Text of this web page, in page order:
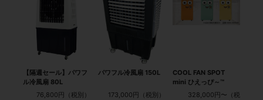
【隔週セール】パワフ
ル冷風扇 80L
76,800円
パワフル冷風扇 150L
173,000円
COOL FAN SPOT
mini ひえっぴ～™
328,000円〜